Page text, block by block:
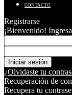
CONTACTO
Registrarse
¡Bienvenido!
¿Olvidaste tu
Recuperación de
Recupera tu